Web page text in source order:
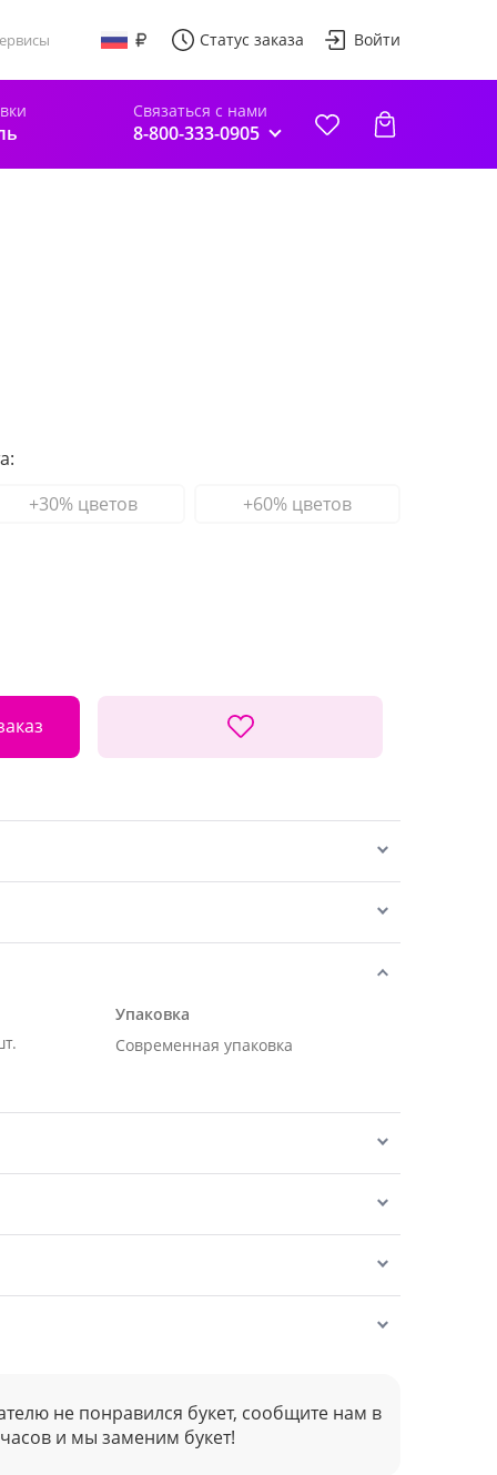
Статус заказа Войти
Связаться с нами
8-800-333-0905
+30% цветов
+60% цветов
Упаковка
Современная упаковка
не понравился букет, сообщите нам в
и мы заменим букет!